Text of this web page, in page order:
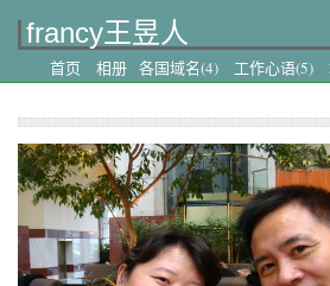
francy王昱人
首页 相册 各国域名(4) 工作心语(5)